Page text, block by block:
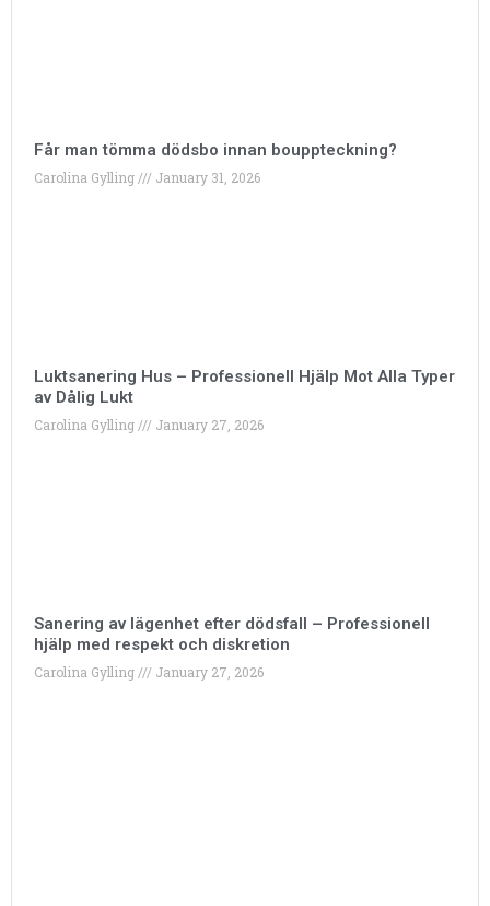
Får man tömma dödsbo innan bouppteckning?
Carolina Gylling January 31, 2026
Luktsanering Hus – Professionell Hjälp Mot Alla Typer
av Dålig Lukt
Carolina Gylling January 27, 2026
Sanering av lägenhet efter dödsfall – Professionell
hjälp med respekt och diskretion
Carolina Gylling January 27, 2026